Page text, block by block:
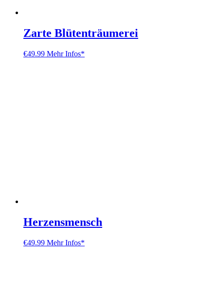
Zarte Blütenträumerei
€49.99 Mehr Infos*
Herzensmensch
€49.99 Mehr Infos*